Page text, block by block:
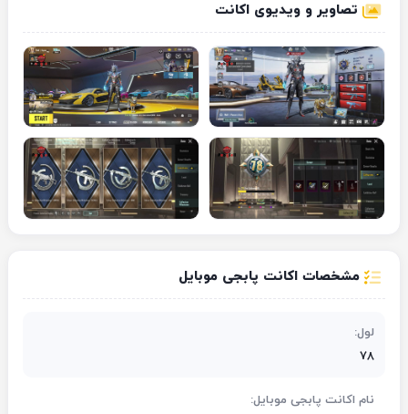
تصاویر و ویدیوی اکانت
مشخصات اکانت پابجی موبایل
لول:
78
نام اکانت پابجی موبایل: